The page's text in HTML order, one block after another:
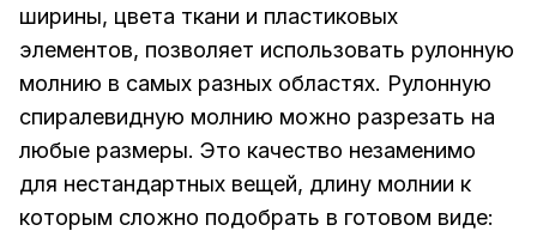
ширины, цвета ткани и пластиковых
элементов, позволяет использовать рулонную
молнию в самых разных областях. Рулонную
спиралевидную молнию можно разрезать на
любые размеры. Это качество незаменимо
для нестандартных вещей, длину молнии к
которым сложно подобрать в готовом виде: